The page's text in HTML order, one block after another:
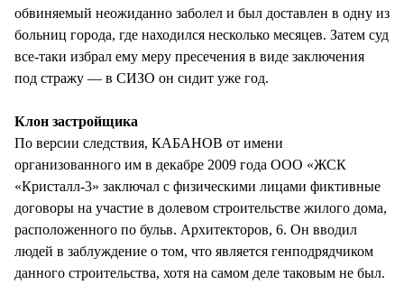
обвиняемый неожиданно заболел и был доставлен в одну из
больниц города, где находился несколько месяцев. Затем суд
все-таки избрал ему меру пресечения в виде заключения
под стражу — в СИЗО он сидит уже год.
Клон застройщика
По версии следствия, КАБАНОВ от имени
организованного им в декабре 2009 года ООО «ЖСК
«Кристалл-3» заключал с физическими лицами фиктивные
договоры на участие в долевом строительстве жилого дома,
расположенного по бульв. Архитекторов, 6. Он вводил
людей в заблуждение о том, что является генподрядчиком
данного строительства, хотя на самом деле таковым не был.